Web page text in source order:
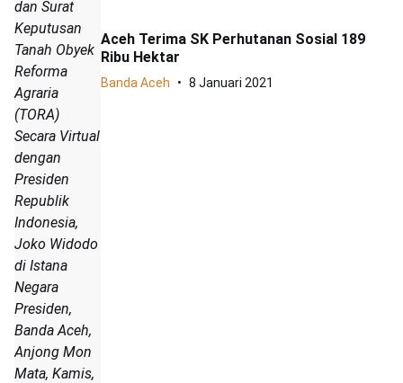
dan Surat
Keputusan
Tanah Obyek
Reforma
Agraria
(TORA)
Secara Virtual
dengan
Presiden
Republik
Indonesia,
Joko Widodo
di Istana
Negara
Presiden,
Banda Aceh,
Anjong Mon
Mata, Kamis,
Aceh Terima SK Perhutanan Sosial 189
Ribu Hektar
Banda Aceh 8 Januari 2021